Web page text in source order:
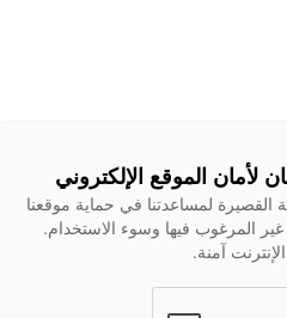
لأمان الموقع الإلكتروني
القصيرة لمساعدتنا في حماية موقعنا
المرغوب فيها وسوء الاستخدام.
آمنة.